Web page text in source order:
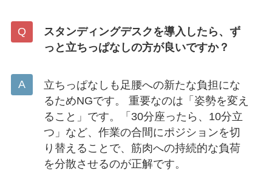
スタンディングデスクを導入したら、ず
っと立ちっぱなしの方が良いですか？
立ちっぱなしも足腰への新たな負担にな
るためNGです。 重要なのは「姿勢を変え
ること」です。「30分座ったら、10分立
つ」など、作業の合間にポジションを切
り替えることで、筋肉への持続的な負荷
を分散させるのが正解です。